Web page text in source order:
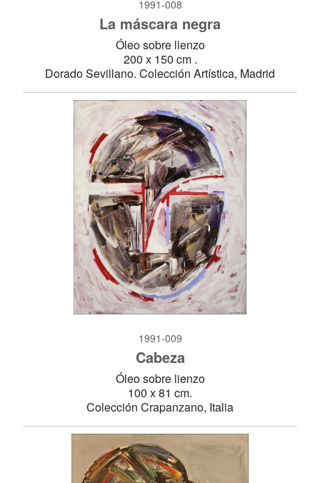
1991-008
La máscara negra
Óleo sobre lienzo
200 x 150 cm .
Dorado Sevillano. Colección Artística, Madrid
1991-009
Cabeza
Óleo sobre lienzo
100 x 81 cm.
Colección Crapanzano, Italia